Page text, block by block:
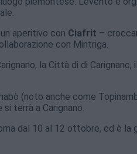
aperitivo con Ciafrit –
con Mintriga.
la Città di di
(noto anche come
terrà a Carignano.
dal 10 al 12 ottobre, ed è la